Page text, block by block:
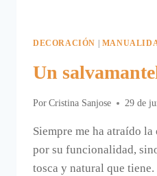
DECORACIÓN
Un
Por Cristina Sanjose 29 de
Siempre me ha atraído
por su funcionalidad,
tosca y natural que